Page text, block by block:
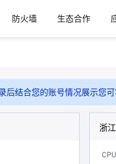
防火墙 生态合作
后结合您的账号情况展示您
浙
CPU